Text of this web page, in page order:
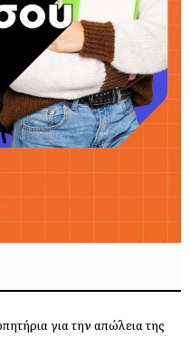
για την απώλεια της